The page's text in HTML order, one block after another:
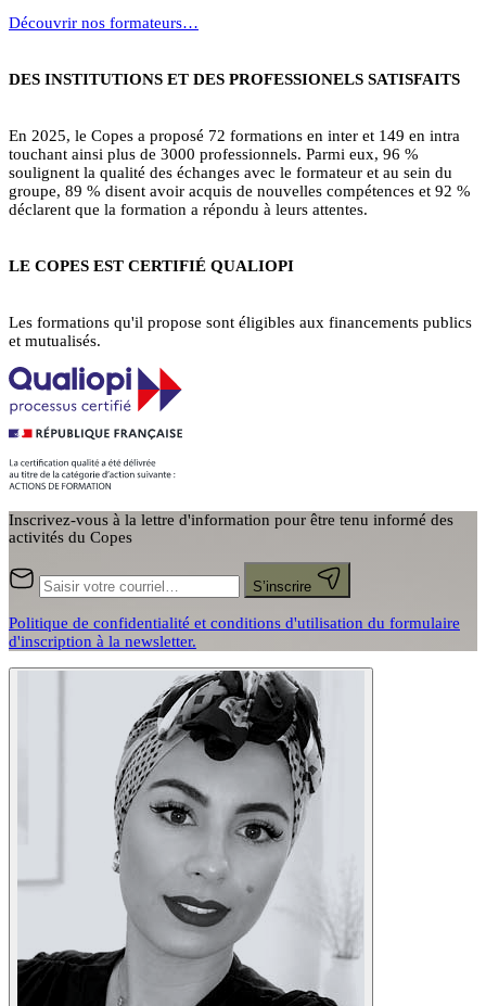
Découvrir nos formateurs…
DES INSTITUTIONS ET DES PROFESSIONELS SATISFAITS
En 2025, le Copes a proposé 72 formations en inter et 149 en intra
touchant ainsi plus de 3000 professionnels. Parmi eux, 96 %
soulignent la qualité des échanges avec le formateur et au sein du
groupe, 89 % disent avoir acquis de nouvelles compétences et 92 %
déclarent que la formation a répondu à leurs attentes.
LE COPES EST CERTIFIÉ QUALIOPI
Les formations qu'il propose sont éligibles aux financements publics
et mutualisés.
Inscrivez-vous à la lettre d'information pour être tenu informé des
activités du Copes
S’inscrire
Politique de confidentialité et conditions d'utilisation du formulaire
d'inscription à la newsletter.